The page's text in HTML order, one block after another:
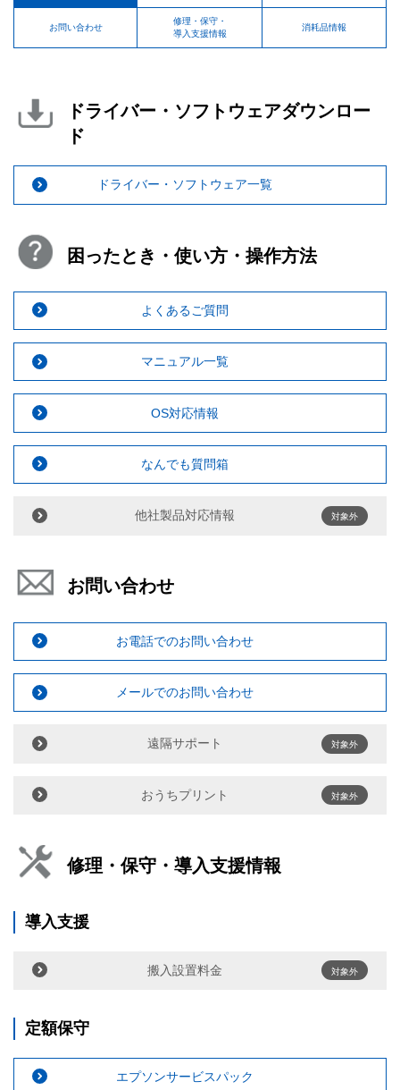
お問い合わせ
修理・保守・
導入支援情報
消耗品情報
ドライバー・ソフトウェアダウンロー
ド
ドライバー・ソフトウェア一覧
困ったとき・使い方・操作方法
よくあるご質問
マニュアル一覧
OS対応情報
なんでも質問箱
他社製品対応情報 対象外
お問い合わせ
お電話でのお問い合わせ
メールでのお問い合わせ
遠隔サポート 対象外
おうちプリント 対象外
修理・保守・導入支援情報
導入支援
搬入設置料金 対象外
定額保守
エプソンサービスパック